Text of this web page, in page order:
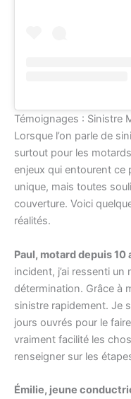
Témoignages : Sinistre
Lorsque l’on parle de
surtout pour les
enjeux qui entourent ce
unique, mais toutes
couverture. Voici
réalités.
Paul, motard depuis 10
incident, j’ai ressenti un
détermination. Grâce à
sinistre rapidement. Je
jours ouvrés pour le
vraiment facilité les
renseigner sur les
Émilie, jeune